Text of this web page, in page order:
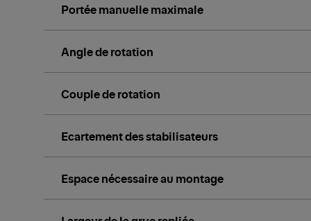
Portée manuelle maximale
Angle de rotation
Couple de rotation
Ecartement des stabilisateurs
Espace nécessaire au montage